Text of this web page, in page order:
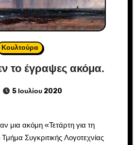
Κουλτούρα
το έγραψες ακόμα.
5 Ιουλίου 2020
Συγκριτικής Λογοτεχνίας